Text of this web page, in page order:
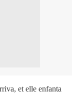
et elle enfanta